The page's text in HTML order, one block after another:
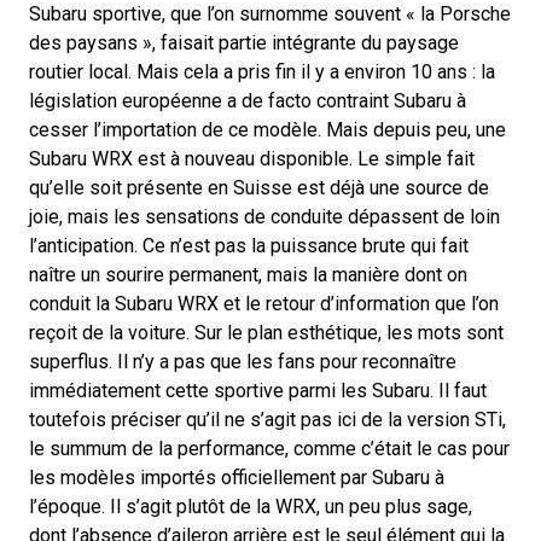
Subaru sportive, que l’on surnomme souvent « la Porsche
des paysans », faisait partie intégrante du paysage
routier local. Mais cela a pris fin il y a environ 10 ans : la
législation européenne a de facto contraint Subaru à
cesser l’importation de ce modèle. Mais depuis peu, une
Subaru WRX est à nouveau disponible. Le simple fait
qu’elle soit présente en Suisse est déjà une source de
joie, mais les sensations de conduite dépassent de loin
l’anticipation. Ce n’est pas la puissance brute qui fait
naître un sourire permanent, mais la manière dont on
conduit la Subaru WRX et le retour d’information que l’on
reçoit de la voiture. Sur le plan esthétique, les mots sont
superflus. Il n’y a pas que les fans pour reconnaître
immédiatement cette sportive parmi les Subaru. Il faut
toutefois préciser qu’il ne s’agit pas ici de la version STi,
le summum de la performance, comme c’était le cas pour
les modèles importés officiellement par Subaru à
l’époque. Il s’agit plutôt de la WRX, un peu plus sage,
dont l’absence d’aileron arrière est le seul élément qui la